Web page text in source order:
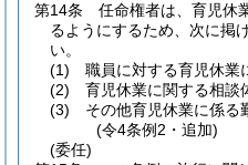
第14条
任命権者は、育児休
るようにするため、次に掲
い。
(1)
職員に対する育児休業
(2)
育児休業に関する相談
(3)
その他育児休業に係る
(令4条例2・追加)
(委任)